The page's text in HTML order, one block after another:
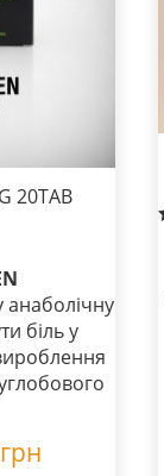
20TAB
біль у
грн